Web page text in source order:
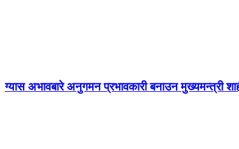
ग्यास अभावबारे अनुगमन प्रभावकारी बनाउन मुख्यमन्त्री